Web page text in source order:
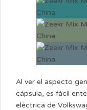
Al ver el aspecto
cápsula, es fácil
eléctrica de